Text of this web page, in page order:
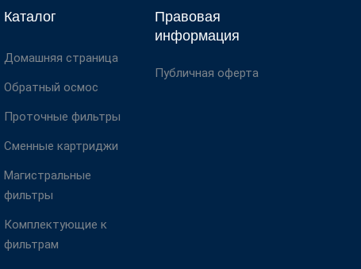
Каталог
Домашняя страница
Обратный осмос
Проточные фильтры
Сменные картриджи
Магистральные
фильтры
Комплектующие к
фильтрам
Правовая
информация
Публичная оферта